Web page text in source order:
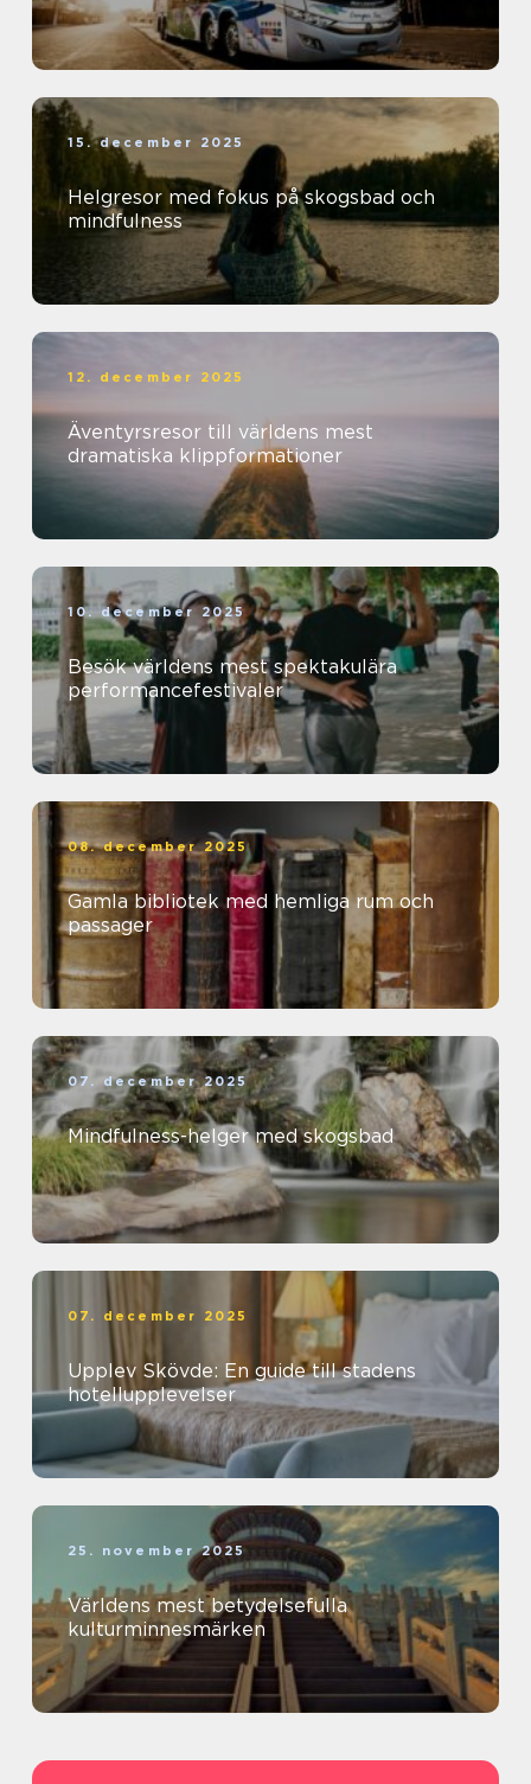
15. december 2025
Helgresor med fokus på skogsbad och
mindfulness
12. december 2025
Äventyrsresor till världens mest
dramatiska klippformationer
10. december 2025
Besök världens mest spektakulära
performancefestivaler
08. december 2025
Gamla bibliotek med hemliga rum och
passager
07. december 2025
Mindfulness-helger med skogsbad
07. december 2025
Upplev Skövde: En guide till stadens
hotellupplevelser
25. november 2025
Världens mest betydelsefulla
kulturminnesmärken